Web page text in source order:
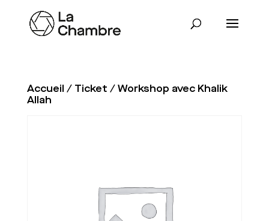
Accueil / Ticket / Workshop avec Khalik
Allah